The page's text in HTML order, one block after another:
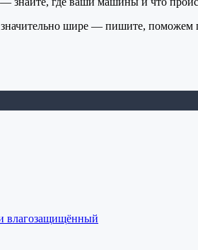
шире — пишите, поможем
влагозащищённый